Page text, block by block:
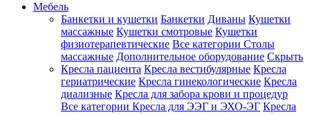
Мебель
Банкетки и кушетки Банкетки Диваны Кушетки
массажные Кушетки смотровые Кушетки
физиотерапевтические Все категории Столы
массажные Дополнительное оборудование Скрыть
Кресла пациента Кресла вестибулярные Кресла
гериатрические Кресла гинекологические Кресла
диализные Кресла для забора крови и процедур
Все категории Кресла для ЭЭГ и ЭХО-ЭГ Кресла